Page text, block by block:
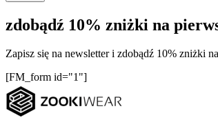
zdobądź 10% zniżki na
Zapisz się na newsletter i zdobądź 10% zniżki
[FM_form id="1"]